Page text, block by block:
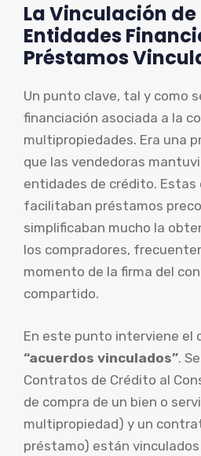
La Vinculación de
Entidades
Préstamos
Un punto clave, tal y como
financiación asociada a la
multipropiedades. Era una
que las vendedoras
entidades de crédito. Estas
facilitaban préstamos
simplificaban mucho la
los compradores,
momento de la firma del
compartido.
En este punto interviene el
“acuerdos vinculados”.
Contratos de Crédito al
de compra de un bien o
multipropiedad) y un
préstamo) están vinculados